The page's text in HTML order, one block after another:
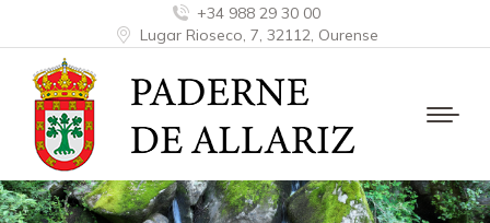
+34 988 29 30 00
Lugar Rioseco, 7, 32112, Ourense